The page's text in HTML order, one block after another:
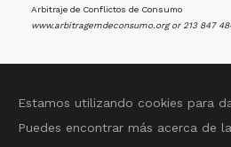
Arbitraje de Conflictos de Consumo
www.arbitragemdeconsumo.orgor 213 847
© 2025 Sentir Aveiro All
Estamos utilizando cookies para
Puedes encontrar más acerca de